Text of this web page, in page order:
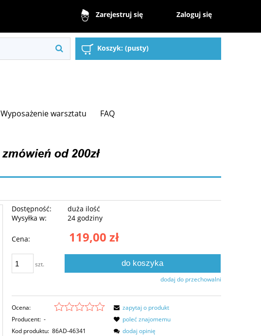
Zarejestruj się Zaloguj się
Koszyk: (pusty)
Wyposażenie warsztatu FAQ
Dostępność:
duża ilość
Wysyłka w:
24 godziny
Cena: 119,00 zł
szt. do koszyka
dodaj do przechowalni
Ocena:
Producent: -
Kod produktu: 86AD-46341
zapytaj o produkt
poleć znajomemu
dodaj opinię